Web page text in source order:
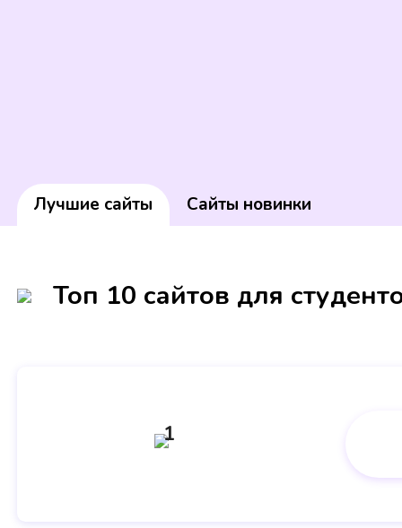
Лучшие сайты Сайты новинки
Топ 10 сайтов для
1